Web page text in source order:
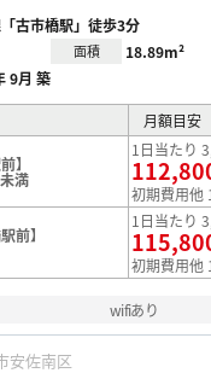
古市橋駅」徒歩3分
面積 18.89m²
9月 築
月額目安
】
満
1日当たり
初期費用他
前】
1日当たり
初期費用他
wifiあり
安佐南区